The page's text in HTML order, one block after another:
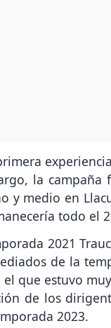
la
y medio en
todo el
2021
de la
que estuvo
de los
2023.